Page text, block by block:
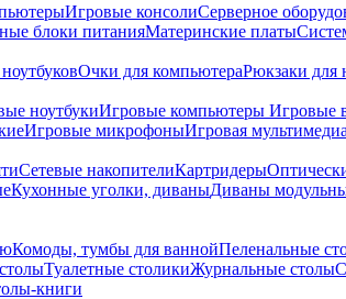
Игровые консолиСерверное
блоки питанияМатеринские платы
Очки для компьютераРюкзаки для
ноутбукиИгровые компьютеры Игровые
Игровые микрофоныИгровая
Сетевые накопителиКартридеры
Кухонные уголки, диваныДиваны
Комоды, тумбы для ваннойПеленальные
Туалетные столикиЖурнальные столы
книги